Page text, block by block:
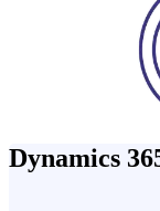
Dynamics